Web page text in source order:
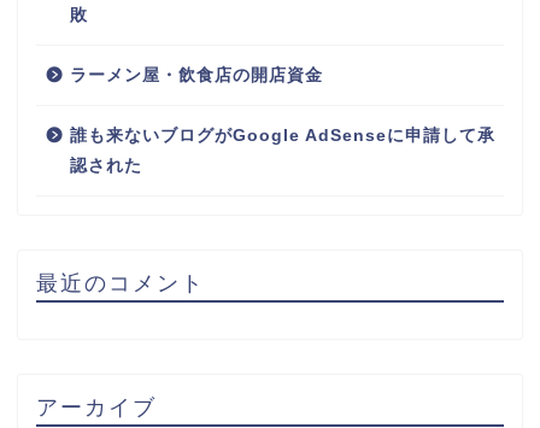
敗
ラーメン屋・飲食店の開店資金
誰も来ないブログがGoogle AdSenseに申請して承
認された
最近のコメント
アーカイブ